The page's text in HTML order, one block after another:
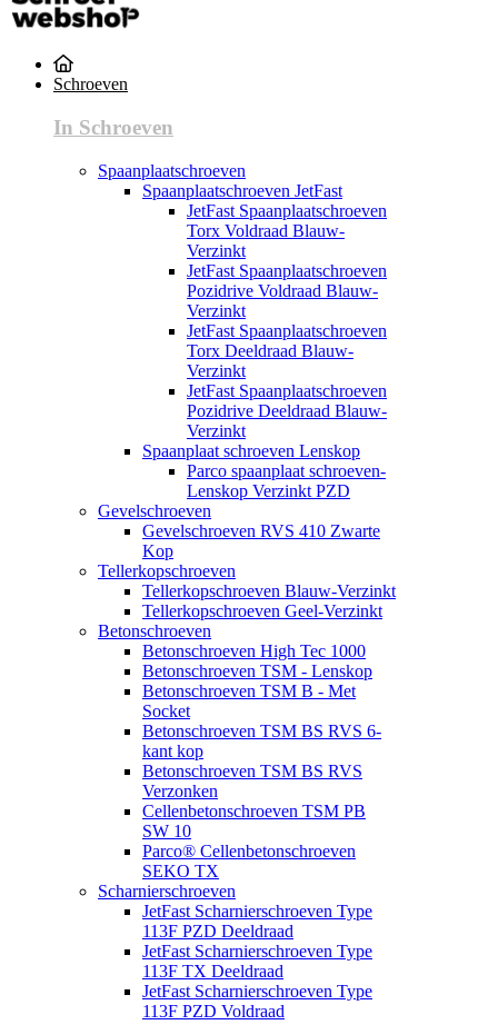
Schroeven
In Schroeven
Spaanplaatschroeven
Spaanplaatschroeven JetFast
JetFast Spaanplaatschroeven
Torx Voldraad Blauw-
Verzinkt
JetFast Spaanplaatschroeven
Pozidrive Voldraad Blauw-
Verzinkt
JetFast Spaanplaatschroeven
Torx Deeldraad Blauw-
Verzinkt
JetFast Spaanplaatschroeven
Pozidrive Deeldraad Blauw-
Verzinkt
Spaanplaat schroeven Lenskop
Parco spaanplaat schroeven-
Lenskop Verzinkt PZD
Gevelschroeven
Gevelschroeven RVS 410 Zwarte
Kop
Tellerkopschroeven
Tellerkopschroeven Blauw-Verzinkt
Tellerkopschroeven Geel-Verzinkt
Betonschroeven
Betonschroeven High Tec 1000
Betonschroeven TSM - Lenskop
Betonschroeven TSM B - Met
Socket
Betonschroeven TSM BS RVS 6-
kant kop
Betonschroeven TSM BS RVS
Verzonken
Cellenbetonschroeven TSM PB
SW 10
Parco® Cellenbetonschroeven
SEKO TX
Scharnierschroeven
JetFast Scharnierschroeven Type
113F PZD Deeldraad
JetFast Scharnierschroeven Type
113F TX Deeldraad
JetFast Scharnierschroeven Type
113F PZD Voldraad